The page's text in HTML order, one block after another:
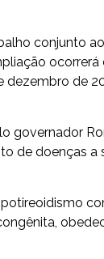
conjunto
ocorrerá
dezembro de
governador
de doenças a